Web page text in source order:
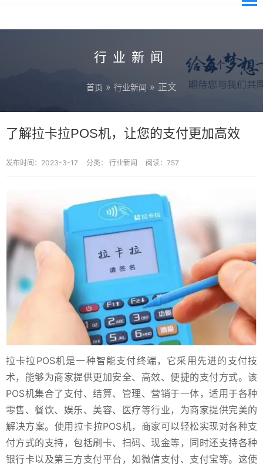
行业新闻
首页 » 行业新闻 » 正文
了解拉卡拉POS机，让您的支付更加高效
发布时间：2023-3-17 分类： 行业新闻 阅读：757
拉卡拉POS机是一种智能支付终端，它采用先进的支付技
术，能够为商家提供更加安全、高效、便捷的支付方式。该
POS机集合了支付、结算、管理、营销于一体，适用于各种
零售、餐饮、娱乐、美容、医疗等行业，为商家提供完美的
解决方案。使用拉卡拉POS机，商家可以轻松实现对各种支
付方式的支持，包括刷卡、扫码、现金等，同时还支持各种
银行卡以及第三方支付平台，如微信支付、支付宝等。这使